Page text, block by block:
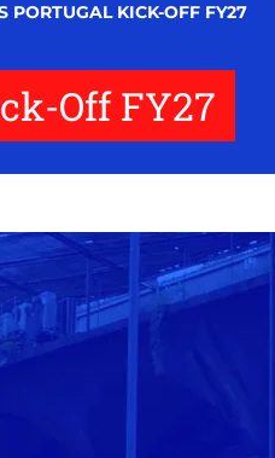
PORTUGAL KICK-OFF FY27
Off FY27